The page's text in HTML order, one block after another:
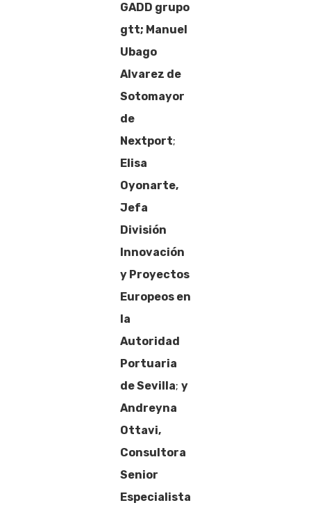
GADD grupo
gtt; Manuel
Ubago
Alvarez de
Sotomayor
de
Nextport;
Elisa
Oyonarte,
Jefa
División
Innovación
y Proyectos
Europeos en
la
Autoridad
Portuaria
de Sevilla; y
Andreyna
Ottavi,
Consultora
Senior
Especialista